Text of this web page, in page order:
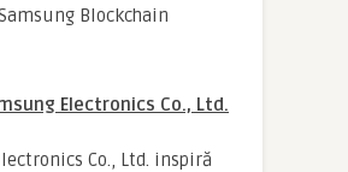
Blockchain
Electronics Co., Ltd.
Co., Ltd. inspiră